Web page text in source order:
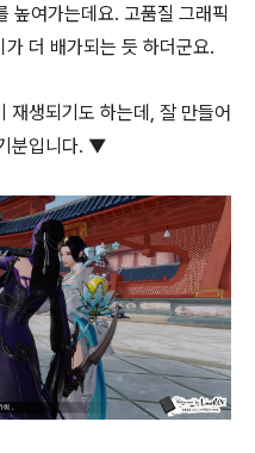
높여가는데요. 고품질 그래픽
더 배가되는 듯 하더군요.
재생되기도 하는데, 잘 만들어
분입니다. ▼